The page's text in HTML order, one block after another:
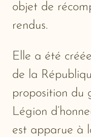
objet de
rendus.
Elle a été
de la
proposition du
Légion
est apparue à